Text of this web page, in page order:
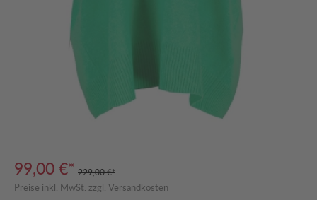
99,00 €* 229,00 €*
Preise inkl. MwSt. zzgl. Versandkosten